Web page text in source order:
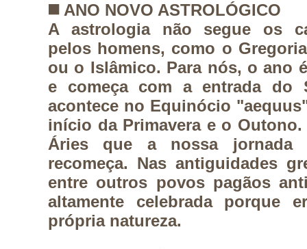
◼️ ANO NOVO ASTROLÓGICO
A astrologia não segue os
pelos homens, como o
ou o Islâmico. Para nós, o ano
e começa com a entrada do
acontece no Equinócio
início da Primavera e o
Áries que a nossa jornada
recomeça. Nas antiguidades
entre outros povos pagãos
altamente celebrada
própria natureza.